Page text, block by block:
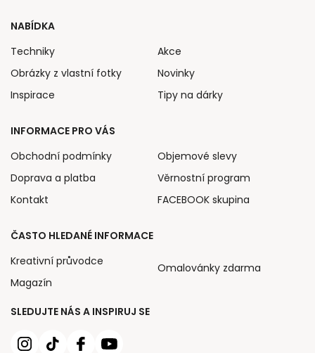
SLEDUJTE NÁS A INSPIRUJ SE
NABÍDKA
Techniky
Obrázky z vlastní fotky
Inspirace
Akce
Novinky
Tipy na dárky
INFORMACE PRO VÁS
Obchodní podmínky
Doprava a platba
Kontakt
Objemové slevy
Věrnostní program
FACEBOOK skupina
ČASTO HLEDANÉ INFORMACE
Kreativní průvodce
Magazín
Omalovánky zdarma